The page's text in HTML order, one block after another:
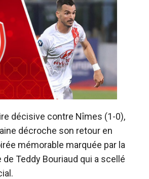
décisive contre Nîmes (1-0),
décroche son retour en
mémorable marquée par la
Teddy Bouriaud qui a scellé